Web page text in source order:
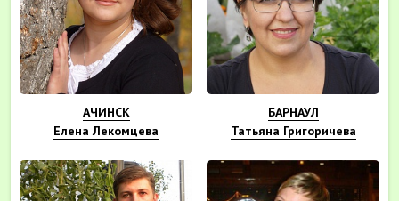
АЧИНСК
Елена Лекомцева
БАРНАУЛ
Татьяна Григоричева